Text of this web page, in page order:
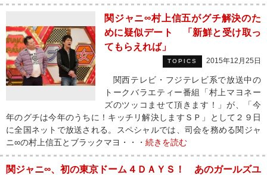
関ジャニ∞村上信五がグチ解決のた
めに疑似デート 「新鮮と受け取っ
てもらえれば」
TOPICS 2015年12月25日
関西テレビ・フジテレビ系で放送中の
トークバラエティー番組「村上マヨネー
ズのツッコませて頂きます！」が、「今
年のグチは今年のうちに！キッチリ解決しますＳＰ」として２９日
に全国ネットで放送される。スペシャルでは、司会を務める関ジャ
ニ∞の村上信五とブラックマヨ・・・ 続きを読む
関ジャニ∞、初の東京ドーム４ＤＡＹＳ！ あのガールズユ